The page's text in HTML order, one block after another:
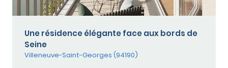
Une résidence élégante face aux bords de
Seine
Villeneuve-Saint-Georges (94190)